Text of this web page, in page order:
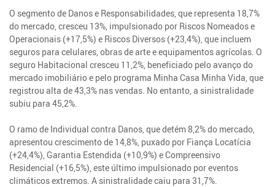
O segmento de Danos e Responsabilidades, que representa 18,7%
do mercado, cresceu 13%, impulsionado por Riscos Nomeados e
Operacionais (+17,5%) e Riscos Diversos (+23,4%), que incluem
seguros para celulares, obras de arte e equipamentos agrícolas. O
seguro Habitacional cresceu 11,2%, beneficiado pelo avanço do
mercado imobiliário e pelo programa Minha Casa Minha Vida, que
registrou alta de 43,3% nas vendas. No entanto, a sinistralidade
subiu para 45,2%.
O ramo de Individual contra Danos, que detém 8,2% do mercado,
apresentou crescimento de 14,8%, puxado por Fiança Locatícia
(+24,4%), Garantia Estendida (+10,9%) e Compreensivo
Residencial (+16,5%), este último impulsionado por eventos
climáticos extremos. A sinistralidade caiu para 31,7%.